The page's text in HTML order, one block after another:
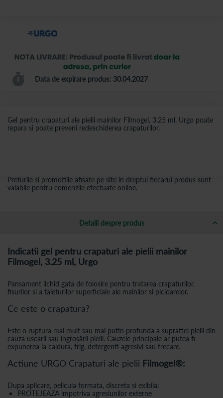
Data de expirare produs: 30.04.2027
Gel pentru crapaturi ale pielii mainilor Filmogel, 3.25 ml, Urgo poate
repara si poate preveni redeschiderea crapaturilor.
Preturile si promotiile afisate pe site in dreptul fiecarui produs sunt
valabile pentru comenzile efectuate online.
Detalii despre produs
Indicatii gel pentru crapaturi ale pielii mainilor
Filmogel, 3.25 ml, Urgo
Pansament lichid gata de folosire pentru tratarea crapaturilor,
fisurilor si a taieturilor superficiale ale mainilor si picioarelor.
Ce este o crapatura?
Este o ruptura mai mult sau mai putin profunda a supraftei pielii din
cauza uscarii sau ingroșării pielii. Cauzele principale ar putea fi
expunerea la caldura, frig, detergenti agresivi sau frecare.
Actiune URGO Crapaturi ale pielii Filmogel®:
Dupa aplicare, pelicula formata, discreta si exibila:
PROTEJEAZA impotriva agresiunilor externe